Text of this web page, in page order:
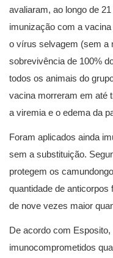
avaliaram, ao longo de
imunização com a
o vírus selvagem (sem a
sobrevivência de 100%
todos os animais do
vacina morreram em até
a viremia e o edema da
Foram aplicados ainda
sem a substituição.
protegem os
quantidade de
de nove vezes maior
De acordo com
imunocomprometidos